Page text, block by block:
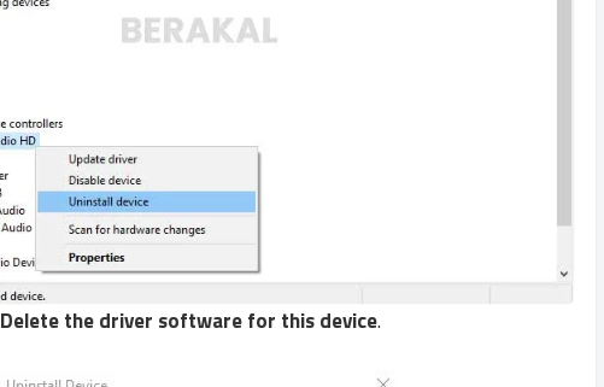
Delete the driver software for this device.